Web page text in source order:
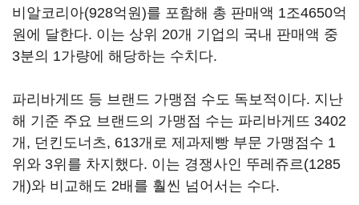
비알코리아(928억원)를 포함해 총 판매액 1조4650억
원에 달한다. 이는 상위 20개 기업의 국내 판매액 중
3분의 1가량에 해당하는 수치다.
파리바게뜨 등 브랜드 가맹점 수도 독보적이다. 지난
해 기준 주요 브랜드의 가맹점 수는 파리바게뜨 3402
개, 던킨도너츠, 613개로 제과제빵 부문 가맹점수 1
위와 3위를 차지했다. 이는 경쟁사인 뚜레쥬르(1285
개)와 비교해도 2배를 훨씬 넘어서는 수다.